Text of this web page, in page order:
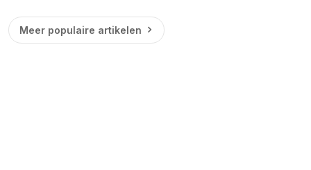
Meer populaire artikelen